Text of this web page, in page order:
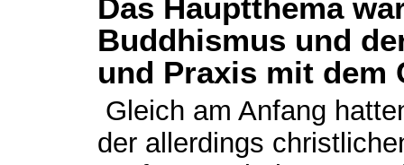
Das Hauptthema
Buddhismus und
und Praxis mit dem
Gleich am Anfang
der allerdings